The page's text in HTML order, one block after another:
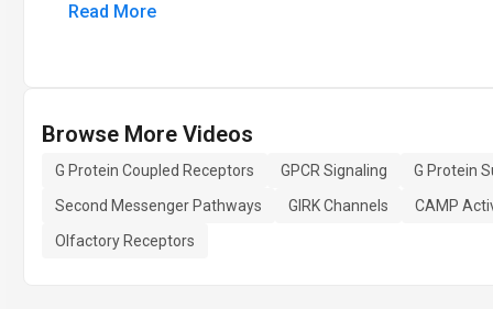
Read More
Browse More Videos
G Protein Coupled Receptors GPCR Signaling
G Protein
Second Messenger Pathways
GIRK Channels
CAMP
Olfactory Receptors